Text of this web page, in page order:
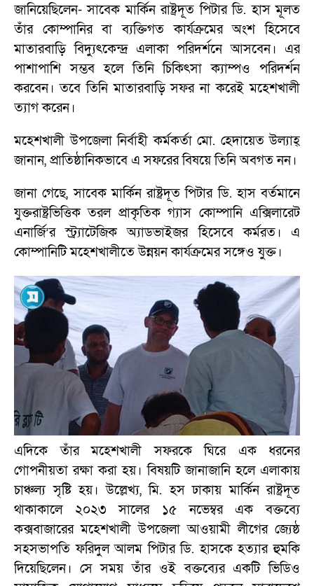
জানিয়েছিলেন- সাবেক মার্কিন রাষ্ট্রদূত পিটার ডি. হাস মূলত
তাঁর কোম্পানির বা ব্যক্তিগত কার্যক্রমের অংশ হিসেবে
মাতারবাড়ি বিদ্যুৎকেন্দ্র এলাকা পরিদর্শনে আসবেন। এর
পাশাপাশি সম্ভব হলে তিনি চিকিৎসা ক্যাম্পও পরিদর্শন
করবেন। তবে তিনি মাতারবাড়ি সফর না করেই মহেশখালী
ত্যাগ করেন।
মহেশখালী উপজেলা নির্বাহী কর্মকর্তা মো. হেদায়েত উল্যাহ্
জানান, প্রাতিষ্ঠানিকভাবে এ সফরের বিষয়ে তিনি অবগত নন।
জানা গেছে, সাবেক মার্কিন রাষ্ট্রদূত পিটার ডি. হাস বর্তমানে
যুক্তরাষ্ট্রভিত্তিক তরল প্রাকৃতিক গ্যাস কোম্পানি এক্সিলারেট
এনার্জি’র স্ট্র্যাটেজিক অ্যাডভাইজর হিসেবে কর্মরত। এ
কোম্পানিটি মহেশখালীতে উন্নয়ন কার্যক্রমের সঙ্গেও যুক্ত।
এদিকে তাঁর মহেশখালী সফরকে ঘিরে এক ধরনের
গোপনীয়তা রক্ষা করা হয়। বিষয়টি জানাজানি হলে এলাকায়
চাঞ্চল্য সৃষ্টি হয়। উল্লেখ্য, মি. হস ঢাকায় মার্কিন রাষ্ট্রদূত
থাকাকালে ২০২৩ সালের ১৫ নভেম্বর এক বক্তব্যে
কক্সবাজারের মহেশখালী উপজেলা আওয়ামী লীগের জ্যেষ্ঠ
সহসভাপতি ফরিদুল আলম পিটার ডি. হাসকে হত্যার হুমকি
দিয়েছিলেন। সে সময় তাঁর ওই বক্তব্যের একটি ভিডিও